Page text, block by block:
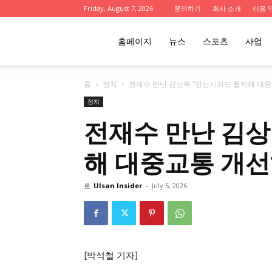
Friday, August 7, 2026 문의하기 회사 소개 이용
산
인
사
홈페이지 뉴스 스포츠 사업
홈 정치 전재수 만난 김상욱 “양산시와도 협력해 대
정치
전재수 만난 김
해 대중교통 개
로 Ulsan Insider - July 5, 2026
[박석철 기자]